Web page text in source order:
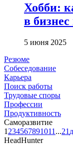
Хобби:
в бизнес
5 июня 2025
Резюме
Собеседование
Карьера
Поиск работы
Трудовые споры
Профессии
Продуктивность
Саморазвитие
1 234567891011 ...21
HeadHunter